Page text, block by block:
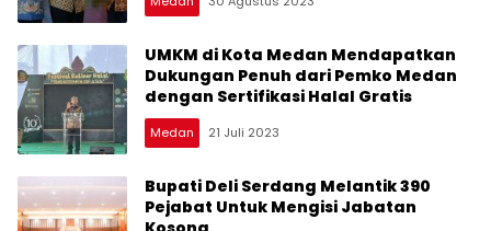
UMKM di Kota Medan Mendapatkan
Dukungan Penuh dari Pemko Medan
dengan Sertifikasi Halal Gratis
Medan 21 Juli 2023
Bupati Deli Serdang Melantik 390
Pejabat Untuk Mengisi Jabatan